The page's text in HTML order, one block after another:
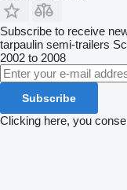
Subscribe to receive
tarpaulin semi-trailers
2002 to 2008
Subscribe
Clicking here, you